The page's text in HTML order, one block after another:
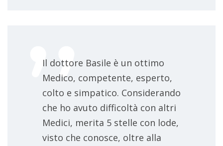
Il dottore Basile è un ottimo
Medico, competente, esperto,
colto e simpatico. Considerando
che ho avuto difficoltà con altri
Medici, merita 5 stelle con lode,
visto che conosce, oltre alla